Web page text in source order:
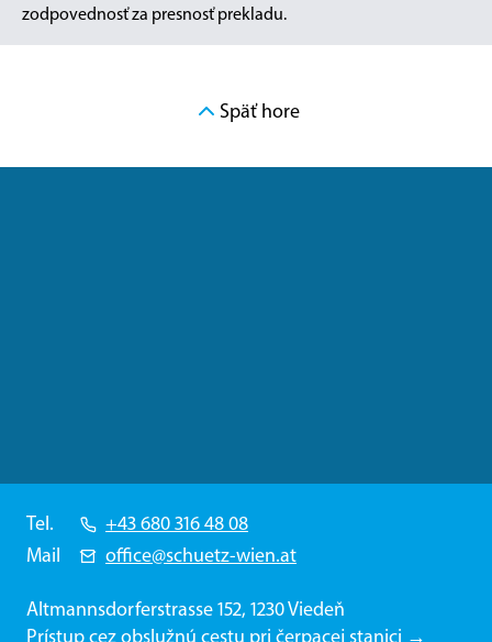
zodpovednosť za presnosť prekladu.
Späť hore
Tel.
+43 680 316 48 08
Mail
office@schuetz-wien.at
Altmannsdorferstrasse 152, 1230 Viedeň
Prístup cez obslužnú cestu pri čerpacej stanici →